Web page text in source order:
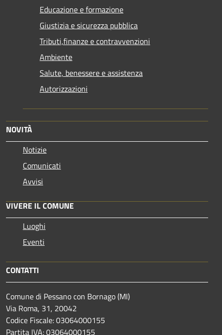
Educazione e formazione
Giustizia e sicurezza pubblica
Tributi,finanze e contravvenzioni
Ambiente
Salute, benessere e assistenza
Autorizzazioni
NOVITÀ
Notizie
Comunicati
Avvisi
VIVERE IL COMUNE
Luoghi
Eventi
CONTATTI
Comune di Pessano con Bornago (MI)
Via Roma, 31, 20042
Codice Fiscale: 03064000155
Partita IVA: 03064000155